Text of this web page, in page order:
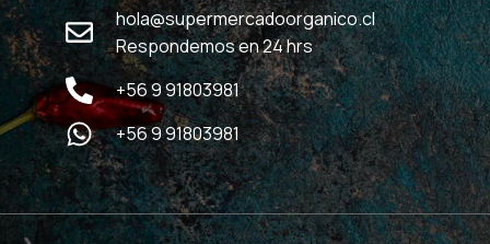
hola@supermercadoorganico.cl
Respondemos en 24 hrs
+56 9 91803981
+56 9 91803981